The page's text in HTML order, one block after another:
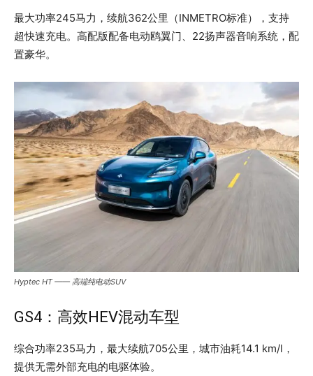
最大功率245马力，续航362公里（INMETRO标准），支持
超快速充电。高配版配备电动鸥翼门、22扬声器音响系统，配
置豪华。
Hyptec HT —— 高端纯电动SUV
GS4：高效HEV混动车型
综合功率235马力，最大续航705公里，城市油耗14.1 km/l，
提供无需外部充电的电驱体验。